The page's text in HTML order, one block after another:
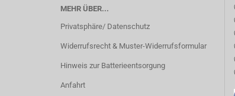
MEHR ÜBER...
Privatsphäre/ Datenschutz
Widerrufsrecht & Muster-Widerrufsformular
Hinweis zur Batterieentsorgung
Anfahrt